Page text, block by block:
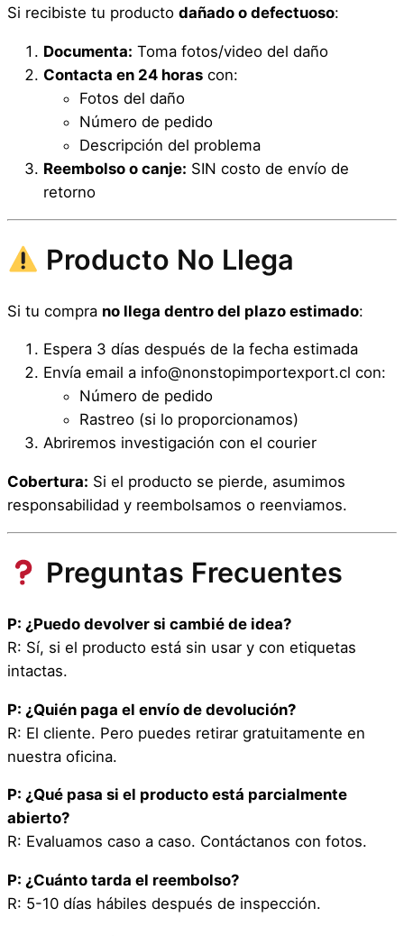
Si recibiste tu producto dañado o defectuoso:
Documenta: Toma fotos/video del daño
Contacta en 24 horas con:
Fotos del daño
Número de pedido
Descripción del problema
Reembolso o canje: SIN costo de envío de
retorno
Producto No Llega
Si tu compra no llega dentro del plazo estimado:
Espera 3 días después de la fecha estimada
Envía email a info@nonstopimportexport.cl con:
Número de pedido
Rastreo (si lo proporcionamos)
Abriremos investigación con el courier
Cobertura: Si el producto se pierde, asumimos
responsabilidad y reembolsamos o reenviamos.
Preguntas Frecuentes
P: ¿Puedo devolver si cambié de idea?
R: Sí, si el producto está sin usar y con etiquetas
intactas.
P: ¿Quién paga el envío de devolución?
R: El cliente. Pero puedes retirar gratuitamente en
nuestra oficina.
P: ¿Qué pasa si el producto está parcialmente
abierto?
R: Evaluamos caso a caso. Contáctanos con fotos.
P: ¿Cuánto tarda el reembolso?
R: 5-10 días hábiles después de inspección.